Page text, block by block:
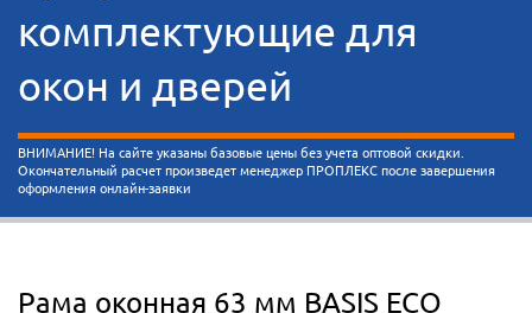
комплектующие для
окон и дверей
ВНИМАНИЕ! На сайте указаны базовые цены без учета оптовой скидки.
Окончательный расчет произведет менеджер ПРОПЛЕКС после завершения
оформления онлайн-заявки
Рама оконная 63 мм BASIS ECO